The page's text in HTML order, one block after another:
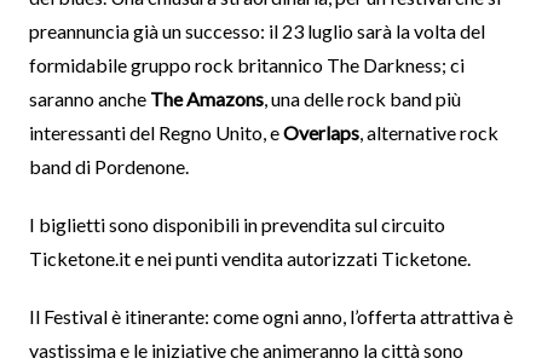
preannuncia già un successo: il 23 luglio sarà la volta del
formidabile gruppo rock britannico The Darkness; ci
saranno anche The Amazons, una delle rock band più
interessanti del Regno Unito, eOverlaps, alternative rock
band di Pordenone.
I biglietti sono disponibili in prevendita sul circuito
Ticketone.it e nei punti vendita autorizzati Ticketone.
Il Festival è itinerante: come ogni anno, l’offerta attrattiva è
vastissima e le iniziative che animeranno la città sono